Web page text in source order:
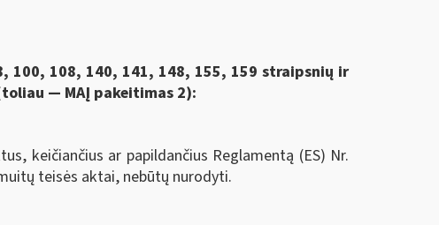
108, 140, 141, 148, 155, 159 straipsnių ir
— MAĮ pakeitimas 2):
ar papildančius Reglamentą (ES) Nr.
teisės aktai, nebūtų nurodyti.